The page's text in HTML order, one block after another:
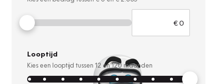
Looptijd
Kies een looptijd tussen 12 en120 maanden